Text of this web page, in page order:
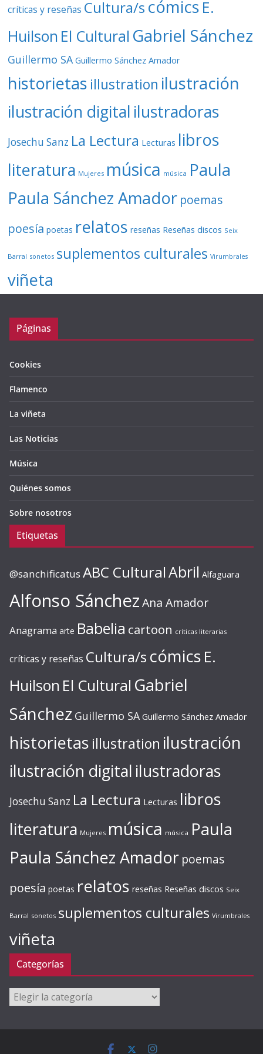
críticas y reseñas Cultura/s cómics E.
Huilson El Cultural Gabriel Sánchez
Guillermo SA Guillermo Sánchez Amador
historietas illustration ilustración
ilustración digital ilustradoras
Josechu Sanz La Lectura Lecturas libros
literatura Mujeres música música Paula
Paula Sánchez Amador poemas
poesía poetas relatos reseñas Reseñas discos Seix
Barral sonetos suplementos culturales Virumbrales
viñeta
Páginas
Cookies
Flamenco
La viñeta
Las Noticias
Música
Quiénes somos
Sobre nosotros
Etiquetas
@sanchificatus ABC CulturalAbril Alfaguara
Alfonso SánchezAna Amador
Anagrama arte Babelia cartoon críticas literarias
críticas y reseñas Cultura/s cómics E.
Huilson El Cultural Gabriel
Sánchez Guillermo SA Guillermo Sánchez Amador
historietas illustration ilustración
ilustración digital ilustradoras
Josechu Sanz La Lectura Lecturas libros
literatura Mujeres música música Paula
Paula Sánchez Amador poemas
poesía poetas relatos reseñas Reseñas discos Seix
Barral sonetos suplementos culturales Virumbrales
viñeta
Categorías
Categorías